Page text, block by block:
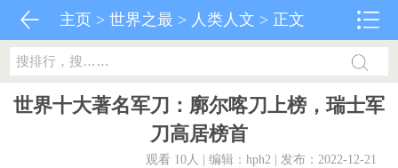
主页 >世界之最 > 人类人文 > 正文
世界十大著名军刀：廓尔喀刀上榜，瑞士军
刀高居榜首
观看 10人 | 编辑：hph2 | 发布：2022-12-21